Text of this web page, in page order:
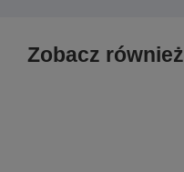
Zobacz również